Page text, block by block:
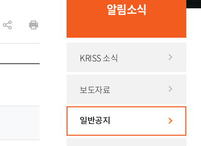
알림소식
KRISS 소식
보도자료
일반공지
유
하